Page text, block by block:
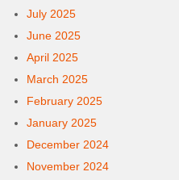
July 2025
June 2025
April 2025
March 2025
February 2025
January 2025
December 2024
November 2024